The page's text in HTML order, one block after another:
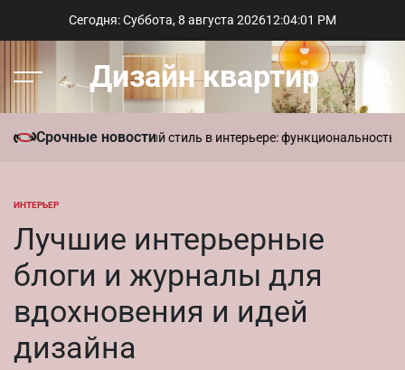
Сегодня: Суббота, 8 августа 202612:04:02 PM
Меню Дизайн квартир
Срочные новости
в домеСовременный стиль в интерьере: функциональность и
ОПУБЛИКОВАНО
ИНТЕРЬЕР
Лучшие интерьерные
блоги и журналы для
вдохновения и идей
дизайна